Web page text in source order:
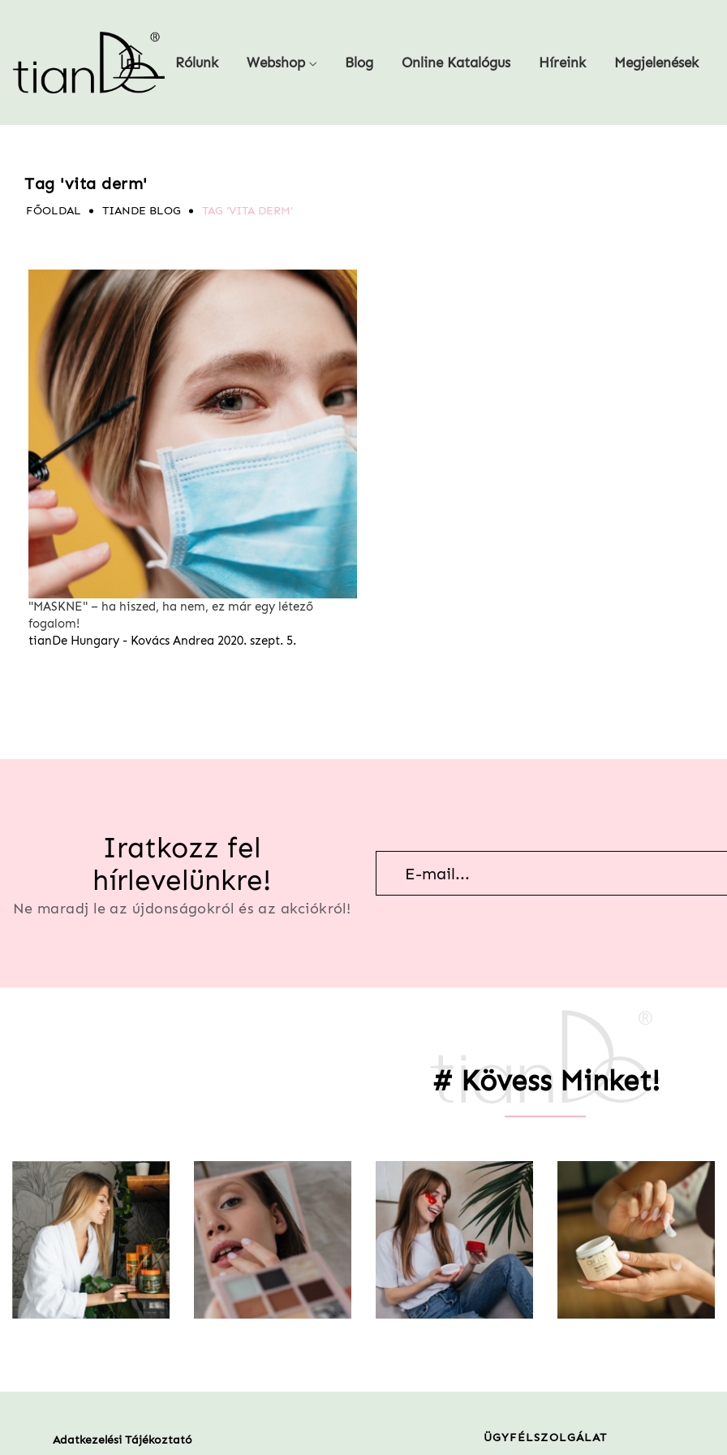
Rólunk Webshop Blog Online Katalógus Híreink Megjelenések
Tag 'vita derm'
FŐOLDAL TIANDE BLOG TAG 'VITA DERM'
"MASKNE" – ha hiszed, ha nem, ez már egy létező
fogalom!
tianDe Hungary - Kovács Andrea 2020. szept. 5.
Iratkozz fel
hírlevelünkre!
Ne maradj le az újdonságokról és az akciókról!
feliratkozás
# Kövess Minket!
Adatkezelési Tájékoztató ÜGYFÉLSZOLGÁLAT